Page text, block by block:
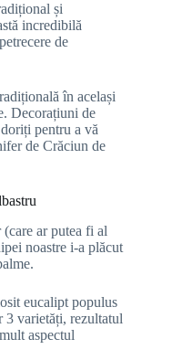
și
incredibilă
de
în același
Decorațiuni de
pentru a vă
de Crăciun de
ar putea fi al
noastre i-a plăcut
eucalipt populus
3 varietăți, rezultatul
aspectul